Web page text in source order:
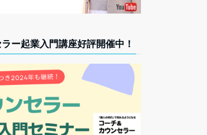
ー起業入門講座好評開催中！